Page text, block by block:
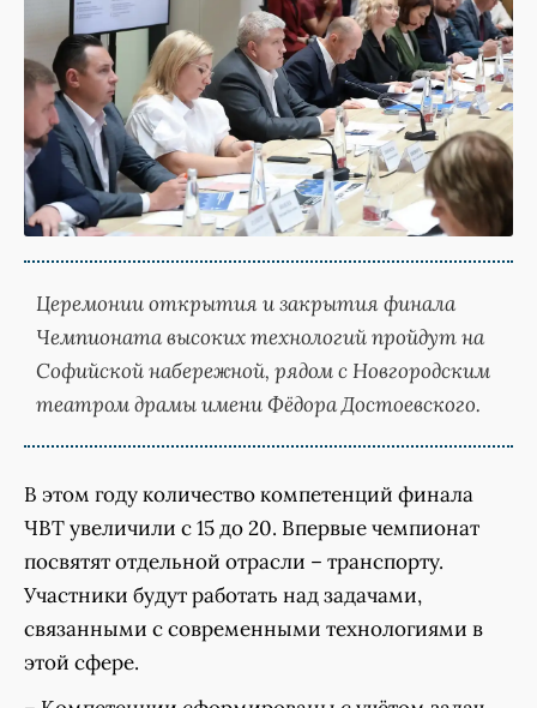
Церемонии открытия и закрытия финала
Чемпионата высоких технологий пройдут на
Софийской набережной, рядом с Новгородским
театром драмы имени Фёдора Достоевского.
В этом году количество компетенций финала
ЧВТ увеличили с 15 до 20. Впервые чемпионат
посвятят отдельной отрасли – транспорту.
Участники будут работать над задачами,
связанными с современными технологиями в
этой сфере.